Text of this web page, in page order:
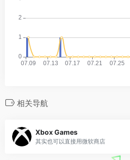
相关导航
Xbox Games
其实也可以直接用微软商店